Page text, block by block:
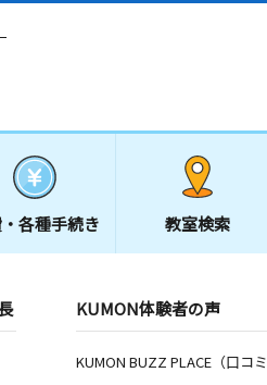
各種手続き 教室検索
KUMON体験者の声
KUMON BUZZ PLACE（口コミ